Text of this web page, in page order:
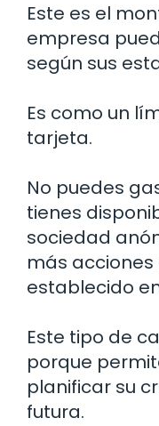
Este es el
empresa
según sus
Es como un
tarjeta.
No puedes
tienes
sociedad
más
establecido
Este tipo de
porque
planificar su
futura.